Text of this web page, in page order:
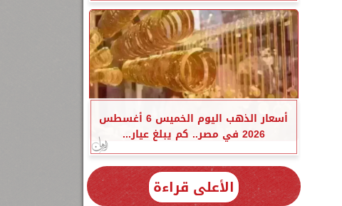
أسعار الذهب اليوم الخميس 6 أغسطس
2026 في مصر.. كم يبلغ عيار...
الأعلى قراءة